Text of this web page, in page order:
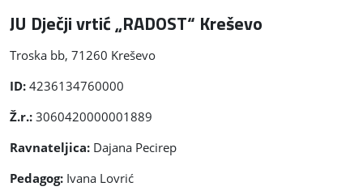
JU Dječji vrtić „RADOST“ Kreševo
Troska bb, 71260 Kreševo
ID: 4236134760000
Ž.r.: 3060420000001889
Ravnateljica: Dajana Pecirep
Pedagog: Ivana Lovrić